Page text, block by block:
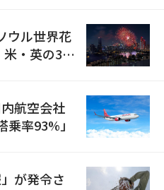
ウル世界花
・英の3カ
航空会社
率93%」
が発令さ